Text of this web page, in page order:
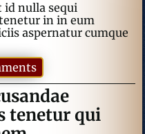
nulla sequi
in in eum
aspernatur cumque
tenetur qui